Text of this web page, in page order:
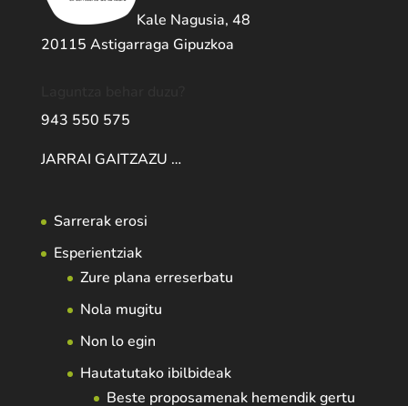
Kale Nagusia, 48
20115 Astigarraga Gipuzkoa
943 550 575
JARRAI GAITZAZU …
Sarrerak erosi
Esperientziak
Zure plana erreserbatu
Nola mugitu
Non lo egin
Hautatutako ibilbideak
Beste proposamenak hemendik gertu